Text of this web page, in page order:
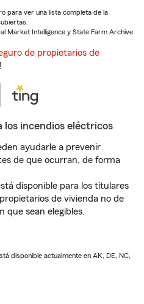
para ver una lista completa de la
Market Intelligence y State Farm Archive.
de propietarios de
los incendios eléctricos
ayudarle a prevenir
de que ocurran, de forma
disponible para los titulares
de vivienda no de
que sean elegibles.
disponible actualmente en AK, DE, NC,